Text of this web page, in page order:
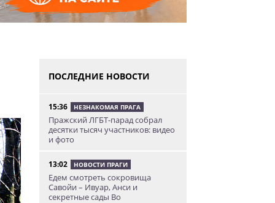
ПОСЛЕДНИЕ НОВОСТИ
15:36 НЕЗНАКОМАЯ ПРАГА
Пражский ЛГБТ-парад собрал
десятки тысяч участников: видео
и фото
13:02 НОВОСТИ ПРАГИ
Едем смотреть сокровища
Савойи – Ивуар, Анси и
секретные сады Во